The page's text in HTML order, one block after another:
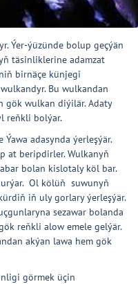
Ýer-ýüzünde bolup geçýän
täsinliklerine adamzat
birnäçe künjegi
Bu wulkandan
gök wulkan diýilär. Adaty
reňkli bolýar.
adasynda ýerleşýär.
at beripdirler. Wulkanyň
bolan kislotaly köl bar.
Ol kölüň suwunyň
iň uly gorlary ýerleşýär.
sezawar bolanda
reňkli alow emele gelýär.
akýan lawa hem gök
görmek üçin